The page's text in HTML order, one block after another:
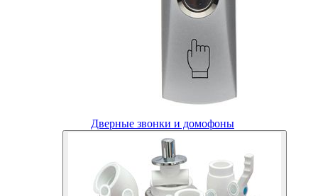
Дверные звонки и домофоны